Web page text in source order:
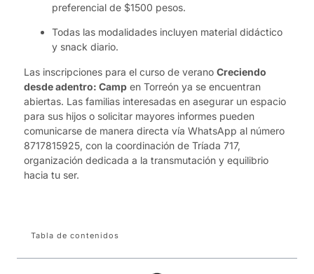
preferencial de $1500 pesos.
Todas las modalidades incluyen material didáctico
y snack diario.
Las inscripciones para el curso de verano Creciendo
desde adentro: Camp en Torreón ya se encuentran
abiertas. Las familias interesadas en asegurar un espacio
para sus hijos o solicitar mayores informes pueden
comunicarse de manera directa vía WhatsApp al número
8717815925, con la coordinación de Tríada 717,
organización dedicada a la transmutación y equilibrio
hacia tu ser.
Tabla de contenidos